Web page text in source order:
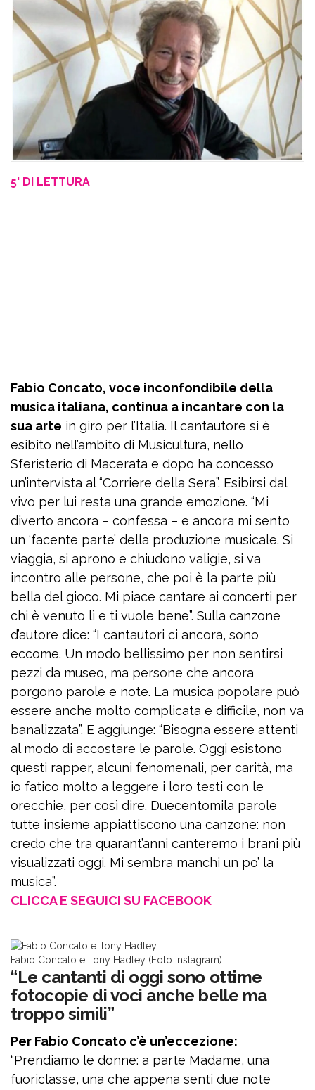
5' DI LETTURA
Fabio Concato, voce inconfondibile della
musica italiana, continua a incantare con la
sua arte in giro per l’Italia. Il cantautore si è
esibito nell’ambito di Musicultura, nello
Sferisterio di Macerata e dopo ha concesso
un’intervista al “Corriere della Sera”. Esibirsi dal
vivo per lui resta una grande emozione. “Mi
diverto ancora – confessa – e ancora mi sento
un ‘facente parte’ della produzione musicale. Si
viaggia, si aprono e chiudono valigie, si va
incontro alle persone, che poi è la parte più
bella del gioco. Mi piace cantare ai concerti per
chi è venuto lì e ti vuole bene”. Sulla canzone
d’autore dice: “I cantautori ci ancora, sono
eccome. Un modo bellissimo per non sentirsi
pezzi da museo, ma persone che ancora
porgono parole e note. La musica popolare può
essere anche molto complicata e difficile, non va
banalizzata”. E aggiunge: “Bisogna essere attenti
al modo di accostare le parole. Oggi esistono
questi rapper, alcuni fenomenali, per carità, ma
io fatico molto a leggere i loro testi con le
orecchie, per così dire. Duecentomila parole
tutte insieme appiattiscono una canzone: non
credo che tra quarant’anni canteremo i brani più
visualizzati oggi. Mi sembra manchi un po’ la
musica”.
CLICCA E SEGUICI SU FACEBOOK
Fabio Concato e Tony Hadley (Foto Instagram)
“Le cantanti di oggi sono ottime
fotocopie di voci anche belle ma
troppo simili”
Per Fabio Concato c’è un’eccezione:
“Prendiamo le donne: a parte Madame, una
fuoriclasse, una che appena senti due note